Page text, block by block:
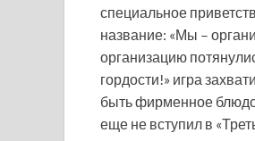
специальное
название: «Мы –
организацию
гордости!» игра
быть фирменное блюдо
еще не вступил в